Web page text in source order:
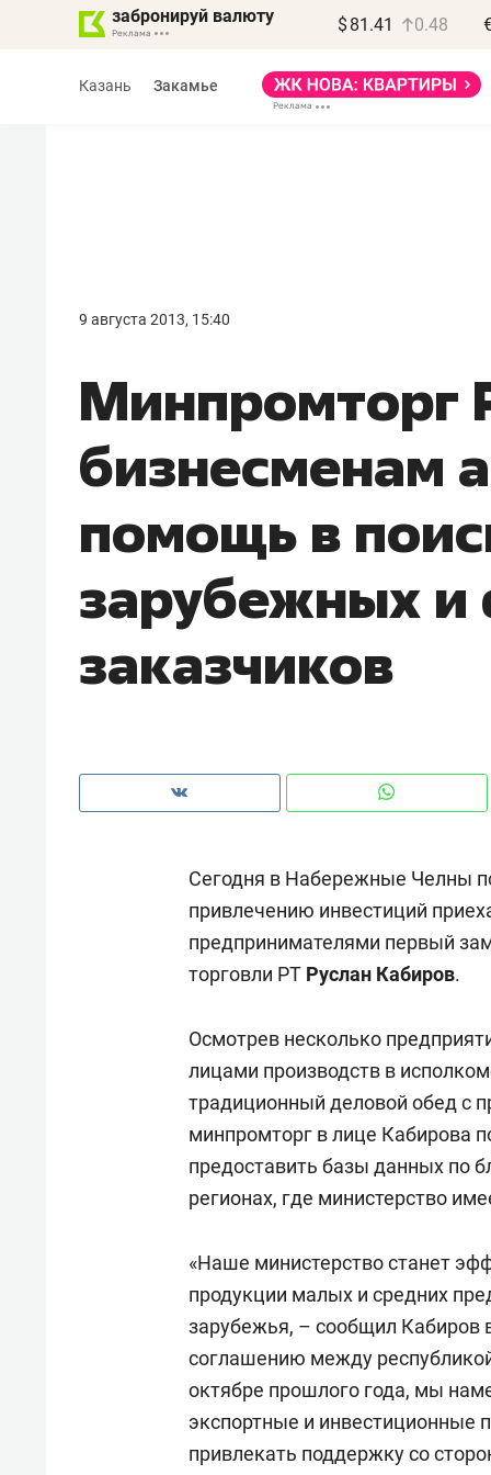
забронируй валюту $ 81.41 0.48
Казань Закамье
9 августа 2013, 15:40
Минпромторг
бизнесменам
помощь в
зарубежных
заказчиков
Сегодня в Набережные Челны
привлечению инвестиций
предпринимателями первый
торговли РТ Руслан Кабиров.
Осмотрев несколько
лицами производств в
традиционный деловой обед с
минпромторг в лице Кабирова
предоставить базы данных по
регионах, где министерство
«Наше министерство станет
продукции малых и средних
зарубежья, – сообщил Кабиров
соглашению между
октябре прошлого года, мы
экспортные и инвестиционные
привлекать поддержку со
правил, бизнес может
потерять минимум
Как бизнесу выйти на зарубежные
чем интересен Оман?
Рекомендуем
Падел, фитнес, танцы и даже
ниндзя-зал: как ТРЦ «Франт»
стал Меккой для любителей
когда